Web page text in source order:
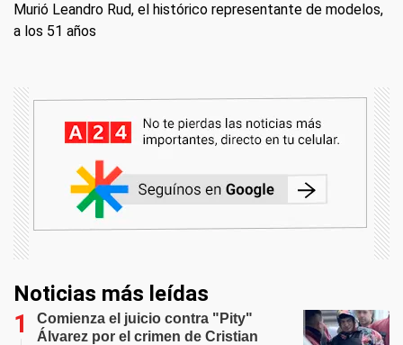
Murió Leandro Rud, el histórico representante de modelos,
a los 51 años
Noticias más leídas
Comienza el juicio contra "Pity"
Álvarez por el crimen de Cristian